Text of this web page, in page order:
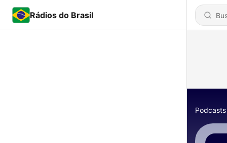
Rádios do Brasil
Podcasts